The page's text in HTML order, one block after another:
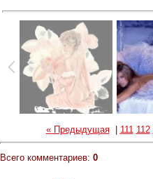
« Предыдущая| 111 112
Всего комментариев: 0